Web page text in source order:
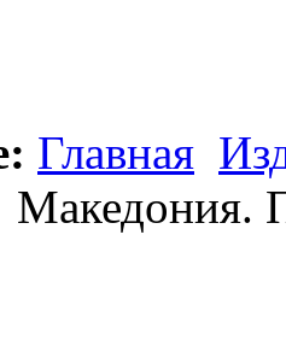
Главная
Македония.